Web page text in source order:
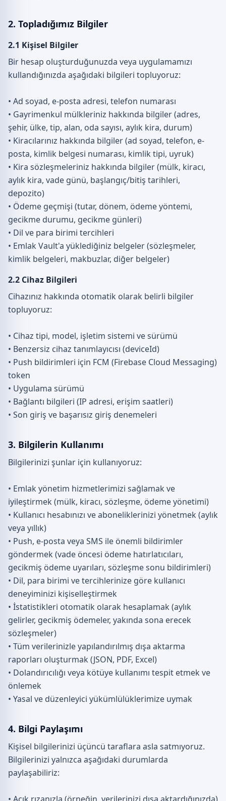
2. Topladığımız Bilgiler
2.1 Kişisel Bilgiler
Bir hesap oluşturduğunuzda veya uygulamamızı
kullandığınızda aşağıdaki bilgileri topluyoruz:
• Ad soyad, e-posta adresi, telefon numarası
• Gayrimenkul mülkleriniz hakkında bilgiler (adres,
şehir, ülke, tip, alan, oda sayısı, aylık kira, durum)
• Kiracılarınız hakkında bilgiler (ad soyad, telefon, e-
posta, kimlik belgesi numarası, kimlik tipi, uyruk)
• Kira sözleşmeleriniz hakkında bilgiler (mülk, kiracı,
aylık kira, vade günü, başlangıç/bitiş tarihleri,
depozito)
• Ödeme geçmişi (tutar, dönem, ödeme yöntemi,
gecikme durumu, gecikme günleri)
• Dil ve para birimi tercihleri
• Emlak Vault'a yüklediğiniz belgeler (sözleşmeler,
kimlik belgeleri, makbuzlar, diğer belgeler)
2.2 Cihaz Bilgileri
Cihazınız hakkında otomatik olarak belirli bilgiler
topluyoruz:
• Cihaz tipi, model, işletim sistemi ve sürümü
• Benzersiz cihaz tanımlayıcısı (deviceId)
• Push bildirimleri için FCM (Firebase Cloud Messaging)
token
• Uygulama sürümü
• Bağlantı bilgileri (IP adresi, erişim saatleri)
• Son giriş ve başarısız giriş denemeleri
3. Bilgilerin Kullanımı
Bilgilerinizi şunlar için kullanıyoruz:
• Emlak yönetim hizmetlerimizi sağlamak ve
iyileştirmek (mülk, kiracı, sözleşme, ödeme yönetimi)
• Kullanıcı hesabınızı ve aboneliklerinizi yönetmek (aylık
veya yıllık)
• Push, e-posta veya SMS ile önemli bildirimler
göndermek (vade öncesi ödeme hatırlatıcıları,
gecikmiş ödeme uyarıları, sözleşme sonu bildirimleri)
• Dil, para birimi ve tercihlerinize göre kullanıcı
deneyiminizi kişiselleştirmek
• İstatistikleri otomatik olarak hesaplamak (aylık
gelirler, gecikmiş ödemeler, yakında sona erecek
sözleşmeler)
• Tüm verilerinizle yapılandırılmış dışa aktarma
raporları oluşturmak (JSON, PDF, Excel)
• Dolandırıcılığı veya kötüye kullanımı tespit etmek ve
önlemek
• Yasal ve düzenleyici yükümlülüklerimize uymak
4. Bilgi Paylaşımı
Kişisel bilgilerinizi üçüncü taraflara asla satmıyoruz.
Bilgilerinizi yalnızca aşağıdaki durumlarda
paylaşabiliriz: